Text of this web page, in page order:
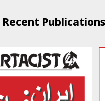
Recent